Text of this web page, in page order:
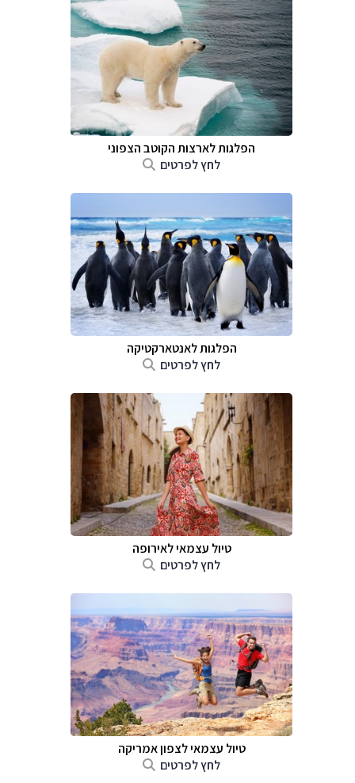
הפלגות לארצות הקוטב הצפוני
לחץ לפרטים
הפלגות לאנטארקטיקה
לחץ לפרטים
טיול עצמאי לאירופה
לחץ לפרטים
טיול עצמאי לצפון אמריקה
לחץ לפרטים